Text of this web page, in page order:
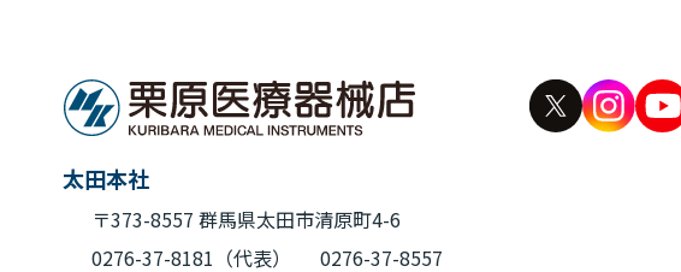
太田本社
〒373-8557 群馬県太田市清原町4-6
0276-37-8181（代表）
0276-37-8557